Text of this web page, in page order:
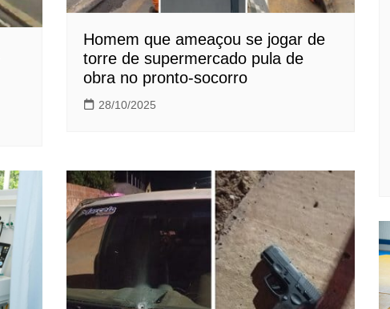
Homem que ameaçou se jogar de
torre de supermercado pula de
obra no pronto-socorro
28/10/2025